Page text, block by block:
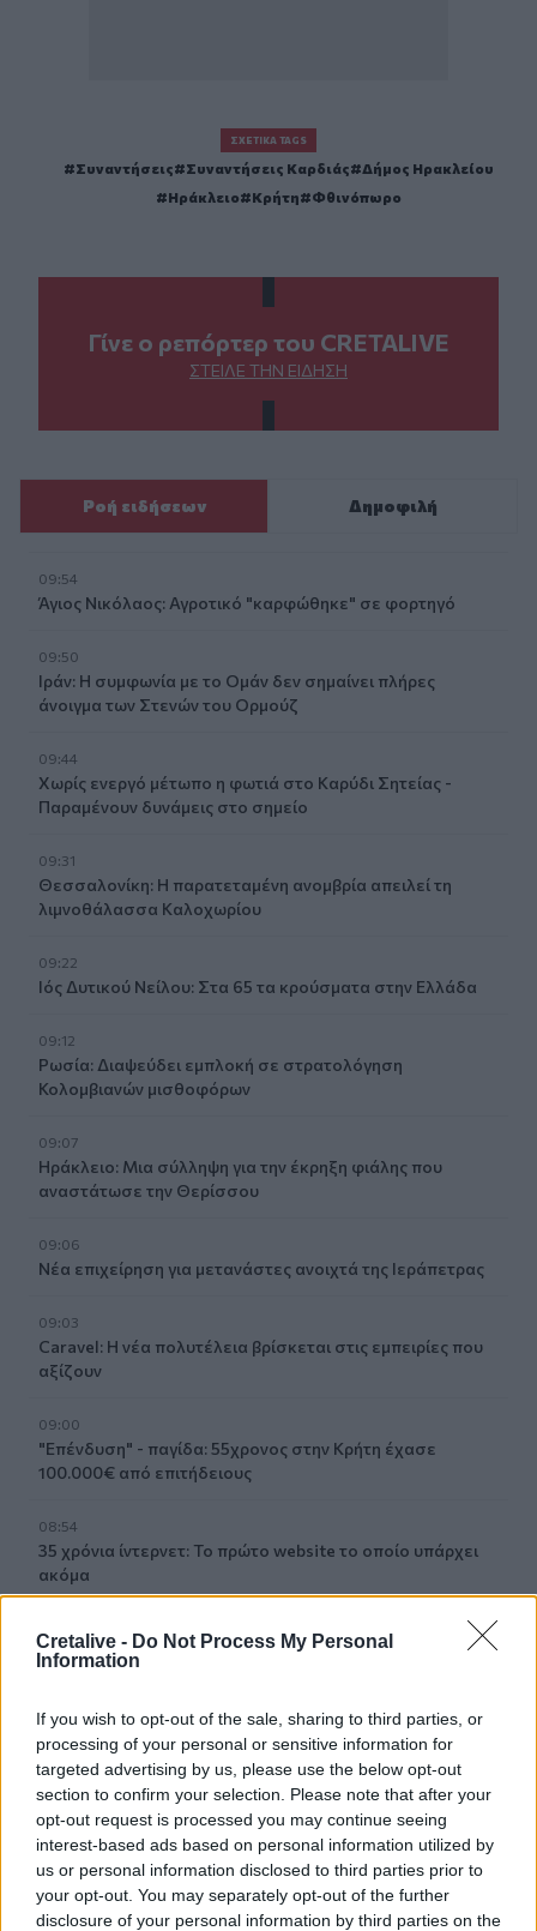
Cretalive - Do Not Process My Personal
Information
If you wish to opt-out of the sale, sharing to third parties, or
processing of your personal or sensitive information for
targeted advertising by us, please use the below opt-out
section to confirm your selection. Please note that after your
opt-out request is processed you may continue seeing
interest-based ads based on personal information utilized by
us or personal information disclosed to third parties prior to
your opt-out. You may separately opt-out of the further
disclosure of your personal information by third parties on the
ΣΧΕΤΙΚΆ TAGS
Συναντήσεις Συναντήσεις Καρδιάς
Δήμος Ηρακλείου
Ηράκλειο
Κρήτη Φθινόπωρο
Γίνε ο ρεπόρτερ του CRETALIVE
ΣΤΕΊΛΕ ΤΗΝ ΕΊΔΗΣΗ
Ροή ειδήσεων Δημοφιλή
09:54
Άγιος Νικόλαος: Αγροτικό "καρφώθηκε" σε φορτηγό
09:50
Ιράν: Η συμφωνία με το Ομάν δεν σημαίνει πλήρες
άνοιγμα των Στενών του Ορμούζ
09:44
Χωρίς ενεργό μέτωπο η φωτιά στο Καρύδι Σητείας -
Παραμένουν δυνάμεις στο σημείο
09:31
Θεσσαλονίκη: Η παρατεταμένη ανομβρία απειλεί τη
λιμνοθάλασσα Καλοχωρίου
09:22
Ιός Δυτικού Νείλου: Στα 65 τα κρούσματα στην Ελλάδα
09:12
Ρωσία: Διαψεύδει εμπλοκή σε στρατολόγηση
Κολομβιανών μισθοφόρων
09:07
Ηράκλειο: Μια σύλληψη για την έκρηξη φιάλης που
αναστάτωσε την Θερίσσου
09:06
Νέα επιχείρηση για μετανάστες ανοιχτά της Ιεράπετρας
09:03
Caravel: Η νέα πολυτέλεια βρίσκεται στις εμπειρίες που
αξίζουν
09:00
"Επένδυση" - παγίδα: 55χρονος στην Κρήτη έχασε
100.000€ από επιτήδειους
08:54
35 χρόνια ίντερνετ: Το πρώτο website το οποίο υπάρχει
ακόμα
Δήμος Βιάννου: Οι ώρες και οι μέρες λειτουργίας του
08:40
Νέα δομή φιλοξενίας μεταναστών: Τι προβλέπει η
απόφαση που δημοσιεύθηκε στην Εφημερίδα της
Κυβέρνησης
08:33
Η Ρωσία έπληξε δύο πλοία κοντά στο ουκρανικό λιμάνι
της Οδησσού